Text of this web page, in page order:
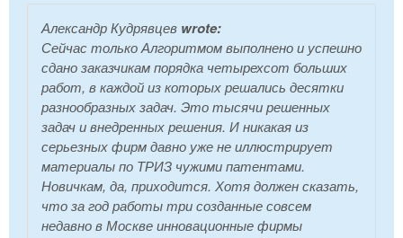
Александр Кудрявцев wrote:
Сейчас только Алгоритмом выполнено и успешно
сдано заказчикам порядка четырехсот больших
работ, в каждой из которых решались десятки
разнообразных задач. Это тысячи решенных
задач и внедренных решения. И никакая из
серьезных фирм давно уже не иллюстрирует
материалы по ТРИЗ чужими патентами.
Новичкам, да, приходится. Хотя должен сказать,
что за год работы три созданные совсем
недавно в Москве инновационные фирмы